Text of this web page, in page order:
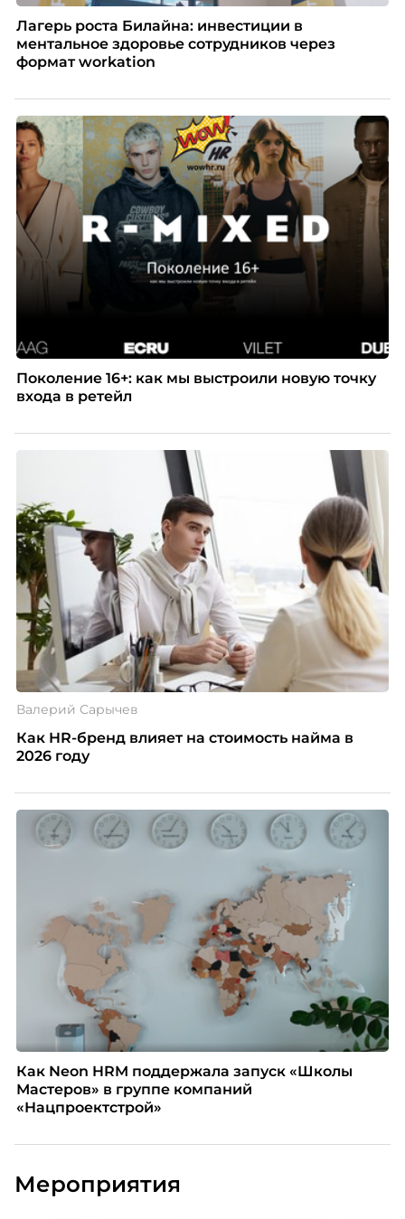
Лагерь роста Билайна: инвестиции в
ментальное здоровье сотрудников через
формат workation
Поколение 16+: как мы выстроили новую точку
входа в ретейл
Валерий Сарычев
Как HR-бренд влияет на стоимость найма в
2026 году
Как Neon HRM поддержала запуск «Школы
Мастеров» в группе компаний
«Нацпроектстрой»
Мероприятия